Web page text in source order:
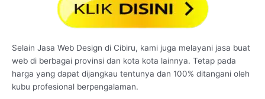
Selain Jasa Web Design di Cibiru, kami juga melayani jasa buat
web di berbagai provinsi dan kota kota lainnya. Tetap pada
harga yang dapat dijangkau tentunya dan 100% ditangani oleh
kubu profesional berpengalaman.